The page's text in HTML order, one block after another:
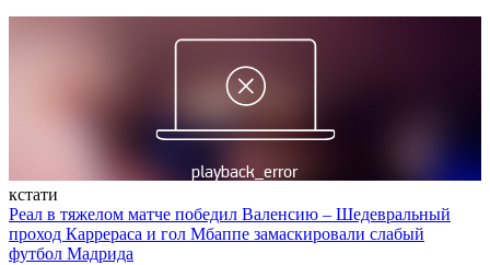
кстати
Реал в тяжелом матче победил Валенсию – Шедевральный
проход Каррераса и гол Мбаппе замаскировали слабый
футбол Мадрида